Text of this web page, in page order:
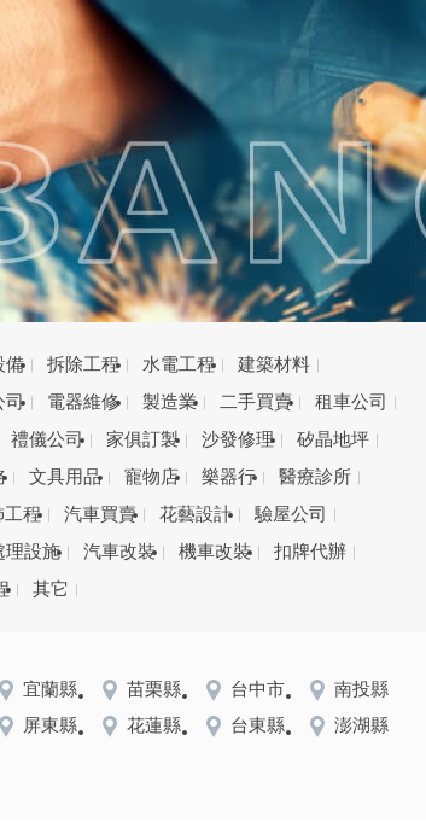
備 拆除工程 水電工程
建築材料
司 電器維修 製造業 二手買賣
租車公司
禮儀公司 家俱訂製 沙發修理
矽晶地坪
文具用品 寵物店 樂器行
醫療診所
工程 汽車買賣 花藝設計
驗屋公司
理設施 汽車改裝 機車改裝
扣牌代辦
其它
宜蘭縣 苗栗縣 台中市
南投縣
屏東縣 花蓮縣 台東縣
澎湖縣